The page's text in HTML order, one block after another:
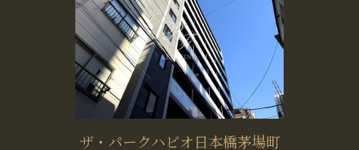
ザ・パークハビオ日本橋茅場町